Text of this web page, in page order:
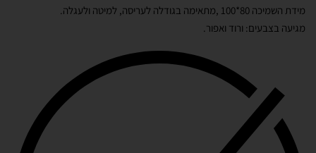
מידת השמיכה 80*100 ,מתאימה בגודלה לעריסה, למיטה ולעגלה.
מגיעה בצבעים: ורוד ואפור.